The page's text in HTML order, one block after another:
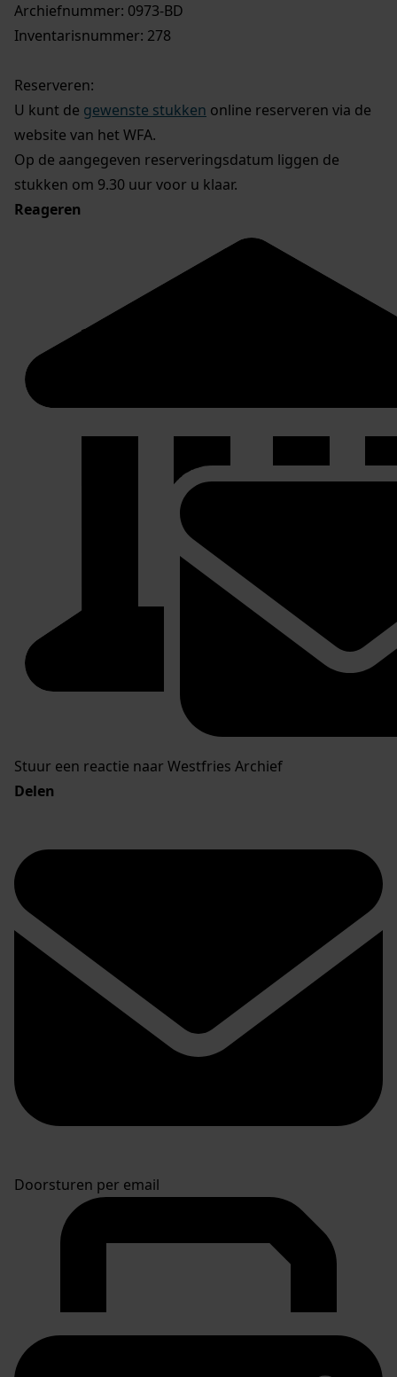
Archiefnummer: 0973-BD
Inventarisnummer: 278
Reserveren:
U kunt de gewenste stukken online reserveren via de
website van het WFA.
Op de aangegeven reserveringsdatum liggen de
stukken om 9.30 uur voor u klaar.
Reageren
Stuur een reactie naar Westfries Archief
Delen
Doorsturen per email